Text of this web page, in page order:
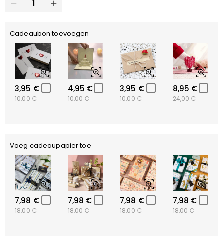
Cadeaubon toevoegen
3,95 €
10,00 €
4,95 €
10,00 €
3,95 €
10,00 €
8,95 €
24,00 €
Voeg cadeaupapier toe
7,98 €
18,00 €
7,98 €
18,00 €
7,98 €
18,00 €
7,98 €
18,00 €